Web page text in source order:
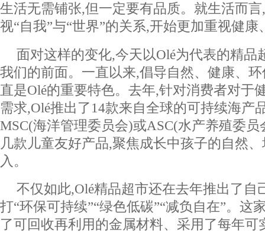
生活无需铺张,但一定要有品质。就生活而
视“自我”与“世界”的关系,开始更加重视健
面对这样的变化,今天以Olé为代表的精品
我们的前面。一直以来,倡导自然、健康、
直是Olé的重要特色。去年,针对消费者对于
需求,Olé推出了14款来自全球的可持续海产
MSC(海洋管理委员会)或ASC(水产养殖委
几款儿童友好产品,聚焦成长中孩子的自然
入。
不仅如此,Olé精品超市还在去年推出了自
打“环保可持续”“绿色低碳”“减负自在”。这
了可回收再利用的金属材料、采用了每年可